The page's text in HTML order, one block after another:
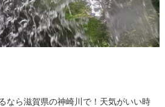
なら滋賀県の神崎川で！天気がいい時